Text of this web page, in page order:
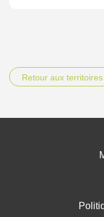
Retour aux territoires